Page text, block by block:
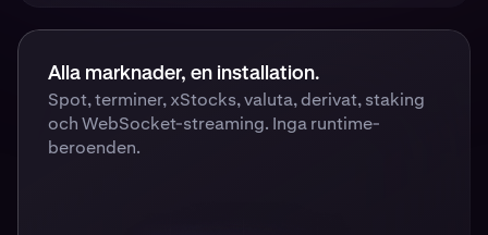
Alla marknader, en installation.
Spot, terminer, xStocks, valuta, derivat, staking
och WebSocket-streaming. Inga runtime-
beroenden.